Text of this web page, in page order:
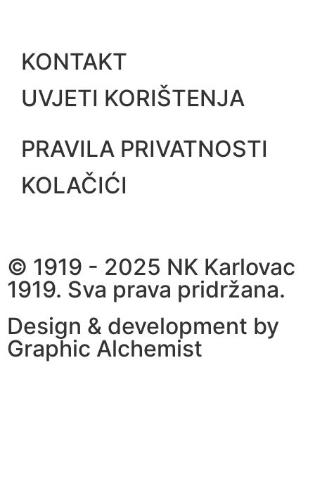
KONTAKT
UVJETI KORIŠTENJA
PRAVILA PRIVATNOSTI
KOLAČIĆI
© 1919 - 2025 NK Karlovac
1919. Sva prava pridržana.
Design & development by
Graphic Alchemist